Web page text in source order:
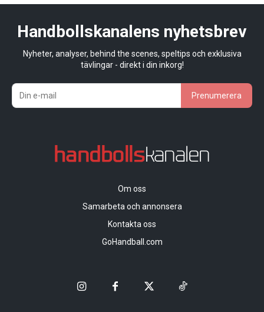
Handbollskanalens nyhetsbrev
Nyheter, analyser, behind the scenes, speltips och exklusiva
tävlingar - direkt i din inkorg!
Prenumerera
Om oss
Samarbeta och annonsera
Kontakta oss
GoHandball.com